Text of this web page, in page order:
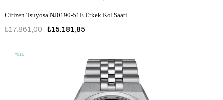
Citizen Tsuyosa NJ0190-51E Erkek Kol Saati
₺15.181,85
₺17.861,00
%15